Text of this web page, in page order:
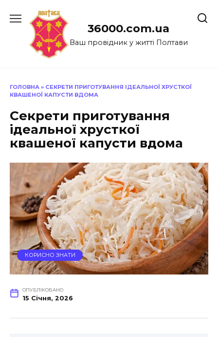
до
36000.com.ua
Ваш провідник у житті Полтави
ГОЛОВНА » СЕКРЕТИ ПРИГОТУВАННЯ ІДЕАЛЬНОЇ ХРУСТКОЇ
КВАШЕНОЇ КАПУСТИ ВДОМА
Секрети приготування
ідеальної хрусткої
квашеної капусти вдома
КОРИСНО ЗНАТИ
ОПУБЛІКОВАНО
15 Січня, 2026